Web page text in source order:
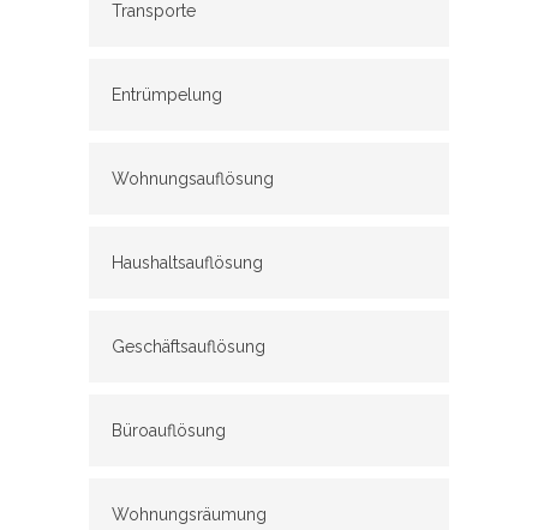
Transporte
Entrümpelung
Wohnungsauflösung
Haushaltsauflösung
Geschäftsauflösung
Büroauflösung
Wohnungsräumung